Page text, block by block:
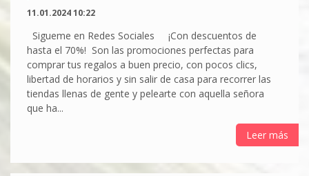
11.01.2024 10:22
Sigueme en Redes Sociales ¡Con descuentos de
hasta el 70%! Son las promociones perfectas para
comprar tus regalos a buen precio, con pocos clics,
libertad de horarios y sin salir de casa para recorrer las
tiendas llenas de gente y pelearte con aquella señora
que ha...
Leer más